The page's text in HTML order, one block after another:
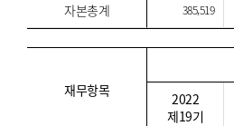
자본총계 385,519
재무항목
2022
제19기